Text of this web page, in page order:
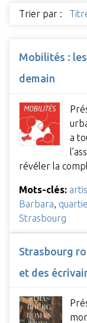
Trier par :
Mobilités :
demain
a
révéler la
Mots-clés:
Barbara
Strasbourg
Strasbourg
et des